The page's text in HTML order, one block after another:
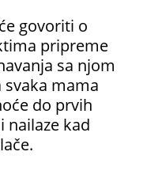
govoriti o
pripreme
sa njom
mama
do prvih
nailaze kad